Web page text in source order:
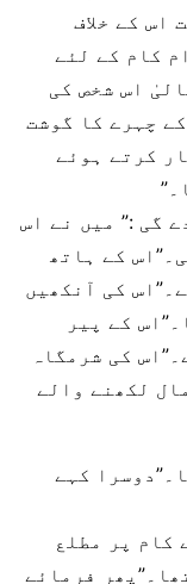
اس کے خلاف
کام کے لئے
اس شخص کی
چہرے کا گوشت
کرتے ہوئے
گی :” میں نے اس
کے ہاتھ
کی آنکھیں
کے پیر
کی شرمگاہ
لکھنے والے
کہے
کام پر مطلع
فرمائے